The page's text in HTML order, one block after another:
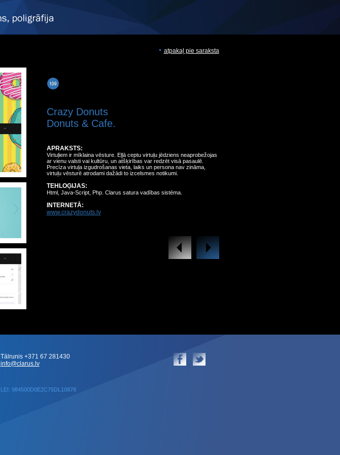
atpakaļ pie saraksta
Crazy Donuts
Donuts & Cafe.
APRAKSTS:
Virtuļiem ir mīklaina vēsture. Eļļā ceptu virtuļu jēdziens neaprobežojas
ar vienu valsti vai kultūru, un atšķirības var redzēt visā pasaulē.
Precīza virtuļa izgudrošanas vieta, laiks un persona nav zināma,
virtuļu vēsturē atrodami dažādi to izcelsmes notikumi.
TEHLOĢIJAS:
Html, Java-Script, Php. Clarus satura vadības sistēma.
INTERNETĀ:
www.crazydonuts.lv
LEI: 984500D0E2C75DL10878
Tālrunis +371 67 281430
info@clarus.lv